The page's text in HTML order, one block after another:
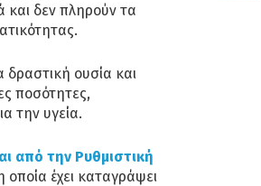
και δεν πληρούν τα
δραστική ουσία και
ποσότητες,
την υγεία.
από την Ρυθμιστική
οποία έχει καταγράψει